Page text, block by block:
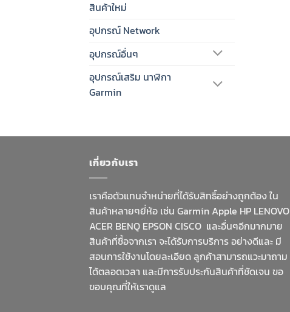
สินค้าใหม่
อุปกรณ์ Network
อุปกรณ์อื่นๆ
อุปกรณ์เสริม นาฬิกา
Garmin
เกี่ยวกับเรา
เราคือตัวแทนจำหน่ายที่ได้รับสิทธิ์อย่างถูกต้อง ใน
สินค้าหลายๆยี่ห้อ เช่น Garmin Apple HP LENOVO
ACER BENQ EPSON CISCO และอื่นๆอีกมากมาย
สินค้าที่ซื้อจากเรา จะได้รับการบริการ อย่างดีและ มี
สอนการใช้งานโดยละเอียด ลูกค้าสามารถแวะมาถาม
ได้ตลอดเวลา และมีการรับประกันสินค้าที่ชัดเจน ขอ
ขอบคุณที่ให้เราดูแล